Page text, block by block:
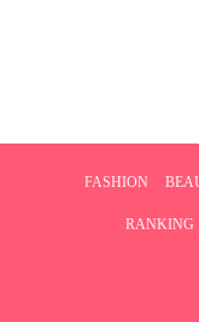
FASHION
RANKING